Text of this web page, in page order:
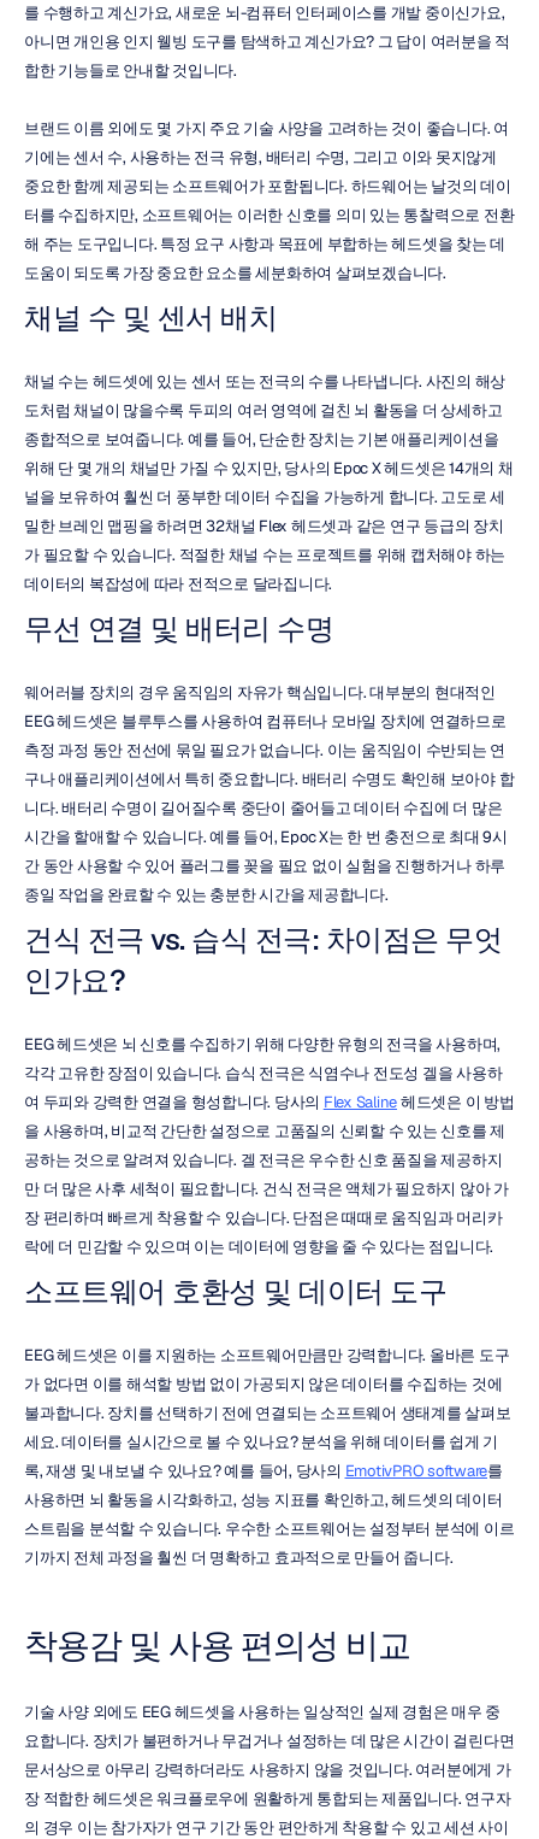
를 수행하고 계신가요, 새로운 뇌-컴퓨터 인터페이스를 개발 중이신가요,
아니면 개인용 인지 웰빙 도구를 탐색하고 계신가요? 그 답이 여러분을 적
합한 기능들로 안내할 것입니다.
브랜드 이름 외에도 몇 가지 주요 기술 사양을 고려하는 것이 좋습니다. 여
기에는 센서 수, 사용하는 전극 유형, 배터리 수명, 그리고 이와 못지않게
중요한 함께 제공되는 소프트웨어가 포함됩니다. 하드웨어는 날것의 데이
터를 수집하지만, 소프트웨어는 이러한 신호를 의미 있는 통찰력으로 전환
해 주는 도구입니다. 특정 요구 사항과 목표에 부합하는 헤드셋을 찾는 데
도움이 되도록 가장 중요한 요소를 세분화하여 살펴보겠습니다.
채널 수 및 센서 배치
채널 수는 헤드셋에 있는 센서 또는 전극의 수를 나타냅니다. 사진의 해상
도처럼 채널이 많을수록 두피의 여러 영역에 걸친 뇌 활동을 더 상세하고
종합적으로 보여줍니다. 예를 들어, 단순한 장치는 기본 애플리케이션을
위해 단 몇 개의 채널만 가질 수 있지만, 당사의 Epoc X 헤드셋은 14개의 채
널을 보유하여 훨씬 더 풍부한 데이터 수집을 가능하게 합니다. 고도로 세
밀한 브레인 맵핑을 하려면 32채널 Flex 헤드셋과 같은 연구 등급의 장치
가 필요할 수 있습니다. 적절한 채널 수는 프로젝트를 위해 캡처해야 하는
데이터의 복잡성에 따라 전적으로 달라집니다.
무선 연결 및 배터리 수명
웨어러블 장치의 경우 움직임의 자유가 핵심입니다. 대부분의 현대적인
EEG 헤드셋은 블루투스를 사용하여 컴퓨터나 모바일 장치에 연결하므로
측정 과정 동안 전선에 묶일 필요가 없습니다. 이는 움직임이 수반되는 연
구나 애플리케이션에서 특히 중요합니다. 배터리 수명도 확인해 보아야 합
니다. 배터리 수명이 길어질수록 중단이 줄어들고 데이터 수집에 더 많은
시간을 할애할 수 있습니다. 예를 들어, Epoc X는 한 번 충전으로 최대 9시
간 동안 사용할 수 있어 플러그를 꽂을 필요 없이 실험을 진행하거나 하루
종일 작업을 완료할 수 있는 충분한 시간을 제공합니다.
건식 전극 vs. 습식 전극: 차이점은 무엇
인가요?
EEG 헤드셋은 뇌 신호를 수집하기 위해 다양한 유형의 전극을 사용하며,
각각 고유한 장점이 있습니다. 습식 전극은 식염수나 전도성 겔을 사용하
여 두피와 강력한 연결을 형성합니다. 당사의 Flex Saline 헤드셋은 이 방법
을 사용하며, 비교적 간단한 설정으로 고품질의 신뢰할 수 있는 신호를 제
공하는 것으로 알려져 있습니다. 겔 전극은 우수한 신호 품질을 제공하지
만 더 많은 사후 세척이 필요합니다. 건식 전극은 액체가 필요하지 않아 가
장 편리하며 빠르게 착용할 수 있습니다. 단점은 때때로 움직임과 머리카
락에 더 민감할 수 있으며 이는 데이터에 영향을 줄 수 있다는 점입니다.
소프트웨어 호환성 및 데이터 도구
EEG 헤드셋은 이를 지원하는 소프트웨어만큼만 강력합니다. 올바른 도구
가 없다면 이를 해석할 방법 없이 가공되지 않은 데이터를 수집하는 것에
불과합니다. 장치를 선택하기 전에 연결되는 소프트웨어 생태계를 살펴보
세요. 데이터를 실시간으로 볼 수 있나요? 분석을 위해 데이터를 쉽게 기
록, 재생 및 내보낼 수 있나요? 예를 들어, 당사의 EmotivPRO software를
사용하면 뇌 활동을 시각화하고, 성능 지표를 확인하고, 헤드셋의 데이터
스트림을 분석할 수 있습니다. 우수한 소프트웨어는 설정부터 분석에 이르
기까지 전체 과정을 훨씬 더 명확하고 효과적으로 만들어 줍니다.
착용감 및 사용 편의성 비교
기술 사양 외에도 EEG 헤드셋을 사용하는 일상적인 실제 경험은 매우 중
요합니다. 장치가 불편하거나 무겁거나 설정하는 데 많은 시간이 걸린다면
문서상으로 아무리 강력하더라도 사용하지 않을 것입니다. 여러분에게 가
장 적합한 헤드셋은 워크플로우에 원활하게 통합되는 제품입니다. 연구자
의 경우 이는 참가자가 연구 기간 동안 편안하게 착용할 수 있고 세션 사이